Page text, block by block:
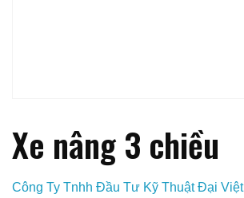
Xe nâng 3 chiều
Công Ty Tnhh Đầu Tư Kỹ Thuật Đại Việt